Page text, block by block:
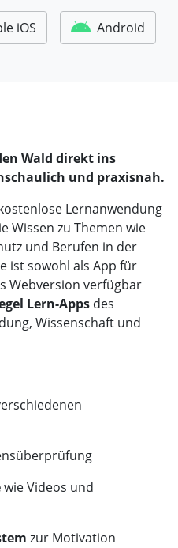
iOS Android
Wald direkt ins
und praxisnah.
Lernanwendung
Wissen zu Themen wie
und Berufen in der
ist sowohl als App für
Webversion verfügbar
Lern-Apps des
Wissenschaft und
wie Videos und
zur Motivation